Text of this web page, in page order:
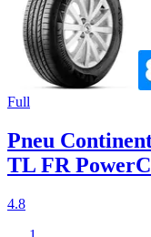
Full
Pneu
TL FR
4.8